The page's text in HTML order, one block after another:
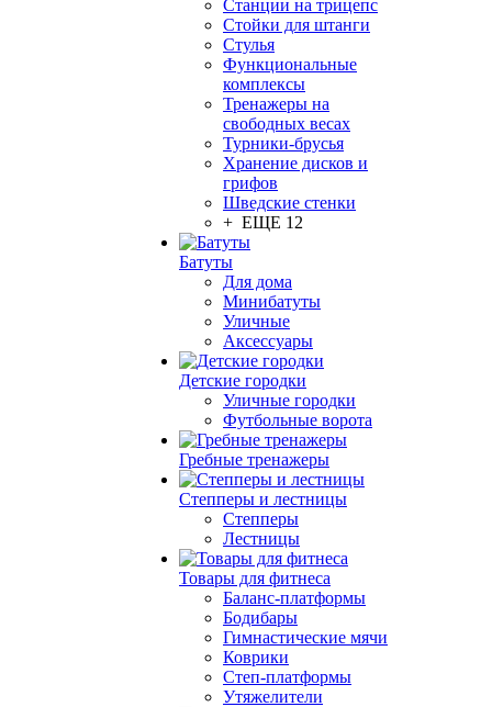
Станции на трицепс
Стойки для штанги
Стулья
Функциональные
комплексы
Тренажеры на
свободных весах
Турники-брусья
Хранение дисков и
грифов
Шведские стенки
+ ЕЩЕ 12
Батуты
Для дома
Минибатуты
Уличные
Аксессуары
Детские городки
Уличные городки
Футбольные ворота
Гребные тренажеры
Степперы и лестницы
Степперы
Лестницы
Товары для фитнеса
Баланс-платформы
Бодибары
Гимнастические мячи
Коврики
Степ-платформы
Утяжелители